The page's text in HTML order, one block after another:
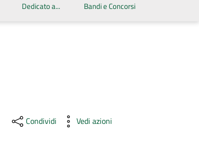
Dedicato a... Bandi e Concorsi
Condividi Vedi azioni